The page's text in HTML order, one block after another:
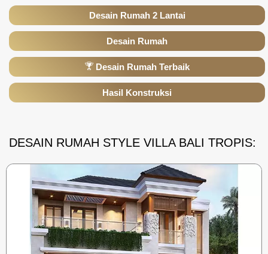
Desain Rumah 2 Lantai
Desain Rumah
Desain Rumah Terbaik
Hasil Konstruksi
DESAIN RUMAH STYLE VILLA BALI TROPIS: